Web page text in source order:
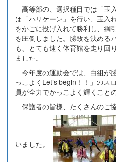
高等部の、選択種目では「玉
は「ハリケーン」を行い、玉入
をかごに投げ入れて勝利し、綱
を圧倒しました。勝敗を決める
も、とても速く体育館を走り回
ました。
今年度の運動会では、白組が
っこよくLet’s begin！！」のス
員が全力でかっこよく輝くこと
保護者の皆様、たくさんのご
いました。